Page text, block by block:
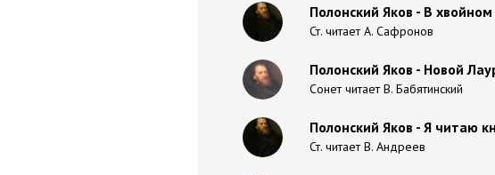
Полонский Яков - В хвойном
Ст. читает А. Сафронов
Полонский Яков - Новой
Сонет читает В. Бабятинский
Полонский Яков - Я читаю
Ст. читает В. Андреев